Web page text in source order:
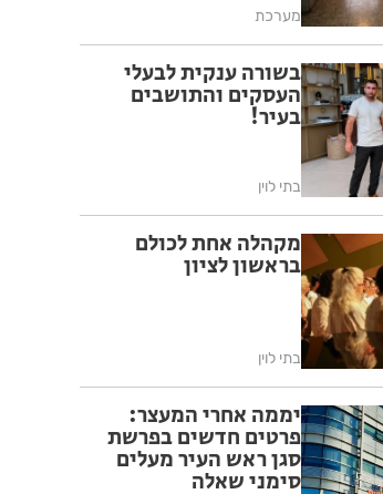
מערכת
בשורה ענקית לבעלי
העסקים והתושבים
בעיר!
בתי לוין
מקהלה אחת לכולם
בראשון לציון
בתי לוין
יממה אחרי המעצר:
פרטים חדשים בפרשת
סגן ראש העיר מעלים
סימני שאלה